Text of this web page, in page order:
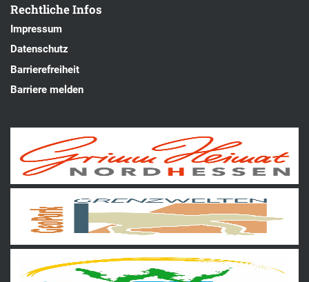
Rechtliche Infos
Impressum
Datenschutz
Barrierefreiheit
Barriere melden